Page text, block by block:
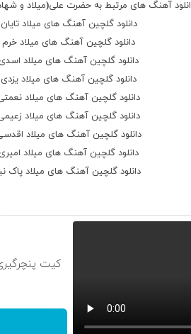
آهنگ های مرتبط به حضرت علی(میلاد و
دانلود گلچین آهنگ های میلاد تایان
دانلود گلچین آهنگ های میلاد خرم
دانلود گلچین آهنگ های میلاد اسدی
دانلود گلچین آهنگ های میلاد یزدی
دانلود گلچین آهنگ های میلاد
دانلود گلچین آهنگ های میلاد
دانلود گلچین آهنگ های میلاد
دانلود گلچین آهنگ های میلاد امیری
دانلود گلچین آهنگ های میلاد پاک
کیت